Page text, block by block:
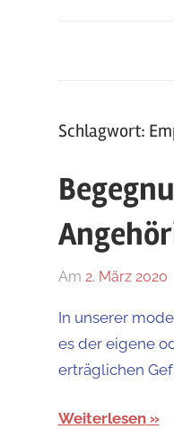
Schlagwort:
Am 2. März 2020
In unserer
es der eigene
erträglichen
Weiterlesen